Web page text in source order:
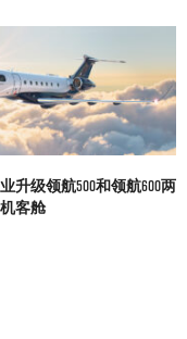
升级领航500和领航600两
客舱